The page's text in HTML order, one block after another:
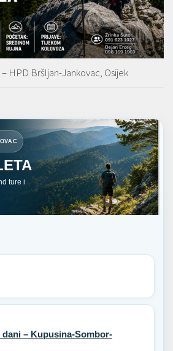
HPD Bršljan-Jankovac, Osijek
ture i
– Kupusina-Sombor-